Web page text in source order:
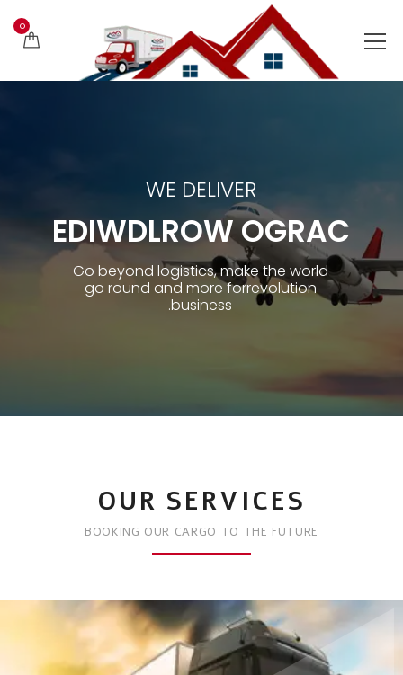
0
WE DELIVER
C
A
R
G
O
W
O
R
L
D
W
I
D
E
Go beyond logistics, make the world
go round and more forrevolution
business.
OUR SERVICES
BOOKING OUR CARGO TO THE FUTURE